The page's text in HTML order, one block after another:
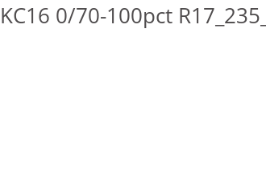
0/70-100pct